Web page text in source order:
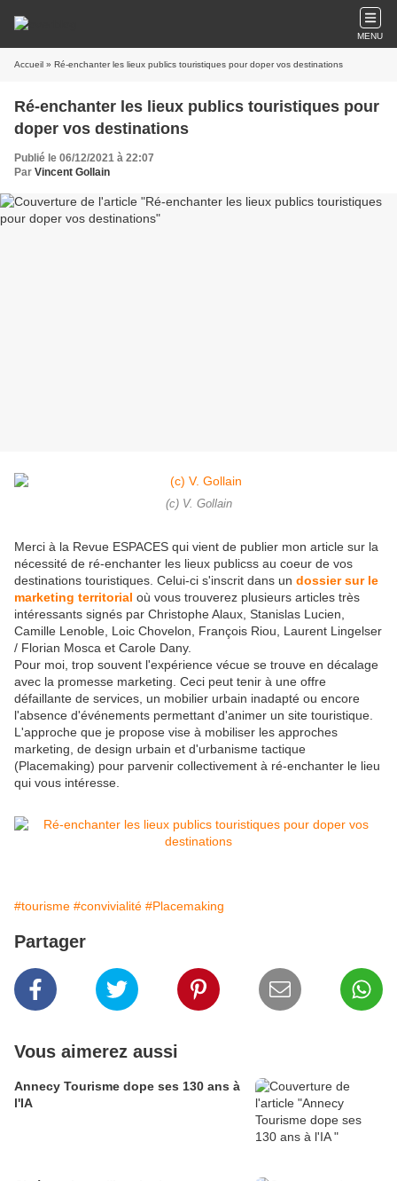
MENU
Accueil » Ré-enchanter les lieux publics touristiques pour doper vos destinations
Ré-enchanter les lieux publics touristiques pour
doper vos destinations
Publié le 06/12/2021 à 22:07
Par Vincent Gollain
(c) V. Gollain
Merci à la Revue ESPACES qui vient de publier mon article sur la
nécessité de ré-enchanter les lieux publicss au coeur de vos
destinations touristiques. Celui-ci s'inscrit dans un dossier sur le
marketing territorial où vous trouverez plusieurs articles très
intéressants signés par Christophe Alaux, Stanislas Lucien,
Camille Lenoble, Loic Chovelon, François Riou, Laurent Lingelser
/ Florian Mosca et Carole Dany.
Pour moi, trop souvent l'expérience vécue se trouve en décalage
avec la promesse marketing. Ceci peut tenir à une offre
défaillante de services, un mobilier urbain inadapté ou encore
l'absence d'événements permettant d'animer un site touristique.
L'approche que je propose vise à mobiliser les approches
marketing, de design urbain et d'urbanisme tactique
(Placemaking) pour parvenir collectivement à ré-enchanter le lieu
qui vous intéresse.
#tourisme #convivialité #Placemaking
Partager
Vous aimerez aussi
Annecy Tourisme dope ses 130 ans à
l'IA